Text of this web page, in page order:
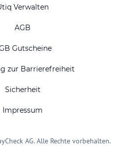
Verwalten
AGB
Gutscheine
zur Barrierefreiheit
Sicherheit
Impressum
AG. Alle Rechte vorbehalten.